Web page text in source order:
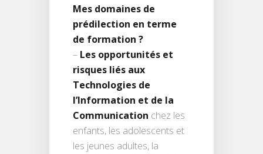
Mes domaines de
prédilection en terme
de formation ?
– Les opportunités et
risques liés aux
Technologies de
l’Information et de la
Communication chez les
enfants, les adolescents et
les jeunes adultes, la